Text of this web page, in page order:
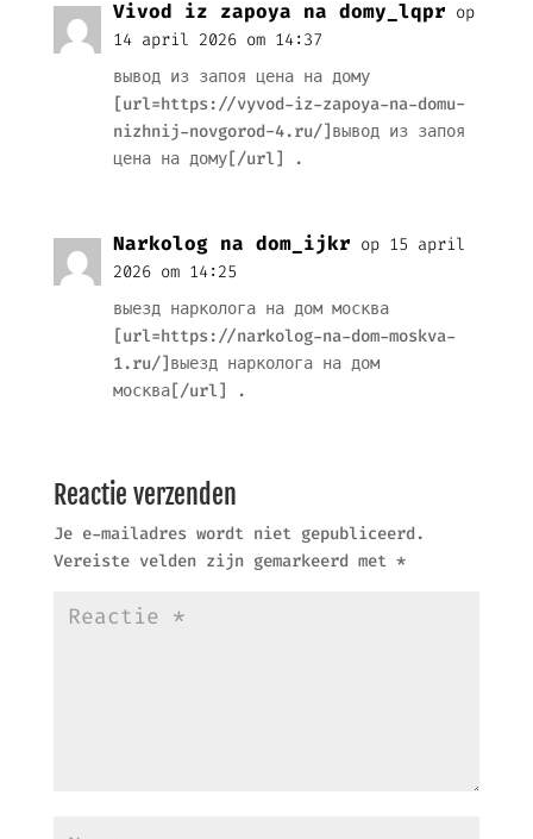
Vivod iz zapoya na domy_lqpr op
14 april 2026 om 14:37
вывод из запоя цена на дому
[url=https://vyvod-iz-zapoya-na-domu-
nizhnij-novgorod-4.ru/]вывод из запоя
цена на дому[/url] .
Narkolog na dom_ijkr op 15 april
2026 om 14:25
выезд нарколога на дом москва
[url=https://narkolog-na-dom-moskva-
1.ru/]выезд нарколога на дом
москва[/url] .
Reactie verzenden
Je e-mailadres wordt niet gepubliceerd.
Vereiste velden zijn gemarkeerd met *